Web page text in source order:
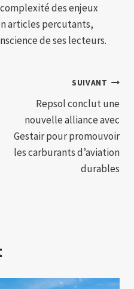
des enjeux
articles percutants,
de ses lecteurs.
SUIVANT
Repsol conclut une
nouvelle alliance avec
Gestair pour promouvoir
les carburants d’aviation
durables